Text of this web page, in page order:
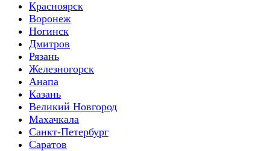
Красноярск
Воронеж
Ногинск
Дмитров
Рязань
Железногорск
Анапа
Казань
Великий Новгород
Махачкала
Санкт-Петербург
Саратов